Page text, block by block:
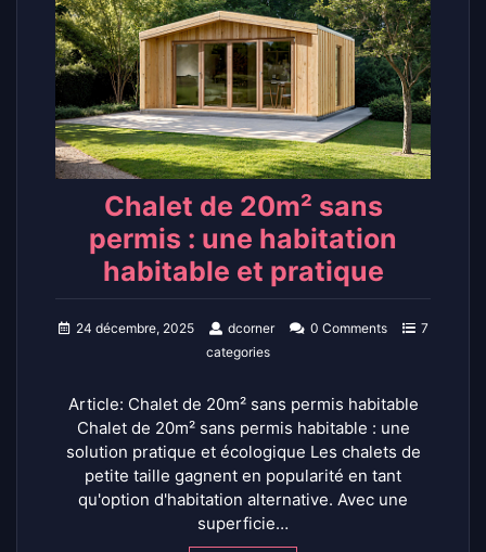
Chalet de 20m² sans
permis : une habitation
habitable et pratique
24 décembre, 2025 dcorner 0 Comments
7
categories
Article: Chalet de 20m² sans permis habitable
Chalet de 20m² sans permis habitable : une
solution pratique et écologique Les chalets de
petite taille gagnent en popularité en tant
qu'option d'habitation alternative. Avec une
superficie…